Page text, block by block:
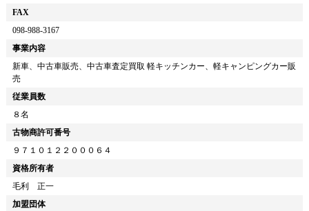
FAX
098-988-3167
事業内容
新車、中古車販売、中古車査定買取 軽キッチンカー、軽キャンピングカー販
売
従業員数
８名
古物商許可番号
９７１０１２２０００６４
資格所有者
毛利 正一
加盟団体